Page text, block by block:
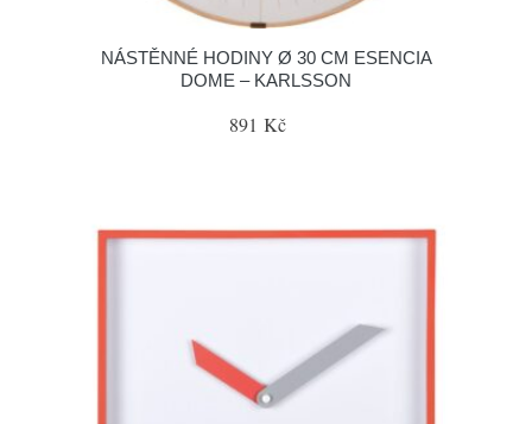
NÁSTĚNNÉ HODINY Ø 30 CM ESENCIA
DOME – KARLSSON
891 Kč